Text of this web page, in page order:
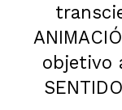
objetivo